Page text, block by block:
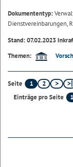
Dokumententyp:
Dienstvereinbarungen,
Stand: 07.02.2023
Themen:
Seite 1
2
Einträge pro Seite